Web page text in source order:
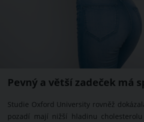
Pevný a větší zadeček má
Studie Oxford University rovněž
pozadí mají nižší hladinu